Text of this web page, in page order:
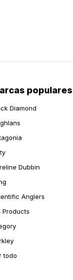
populares
Diamond
Dubbin
Anglers
Products
todo